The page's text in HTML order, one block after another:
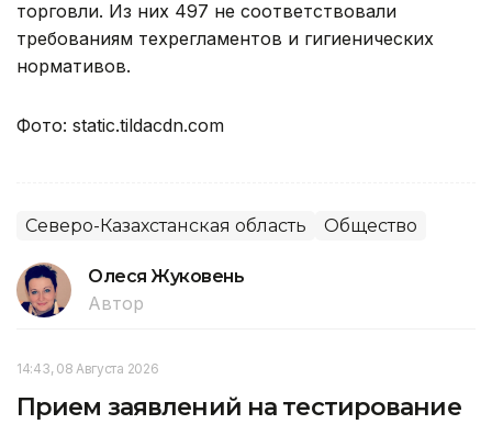
торговли. Из них 497 не соответствовали
требованиям техрегламентов и гигиенических
нормативов.
Фото: static.tildacdn.com
Северо-Казахстанская область Общество
Олеся Жуковень
Автор
14:43, 08 Августа 2026
Прием заявлений на тестирование